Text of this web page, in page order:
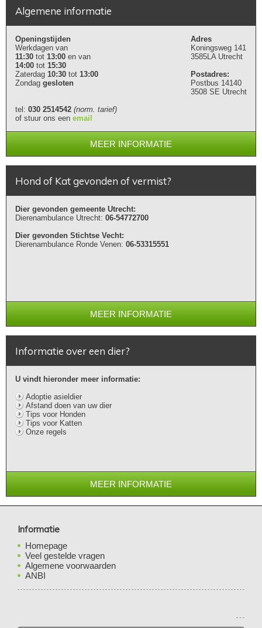
Algemene informatie
Adres
Koningsweg 141
3585LA Utrecht
Postadres:
Postbus 14140
3508 SE Utrecht
Openingstijden
Werkdagen van
11:30 tot 13:00 en van
14:00 tot 15:30
Zaterdag 10:30 tot 13:00
Zondag gesloten
tel: 030 2514542 (norm. tarief)
of stuur ons een email
MEER INFORMATIE
Hond of Kat gevonden of vermist?
Dier gevonden gemeente Utrecht:
Dierenambulance Utrecht: 06-54772700
Dier gevonden Stichtse Vecht:
Dierenambulance Ronde Venen: 06-53315551
MEER INFORMATIE
Informatie over een dier?
U vindt hieronder meer informatie:
Adoptie asieldier
Afstand doen van uw dier
Tips voor Honden
Tips voor Katten
Onze regels
MEER INFORMATIE
Informatie
Homepage
Veel gestelde vragen
Algemene voorwaarden
ANBI